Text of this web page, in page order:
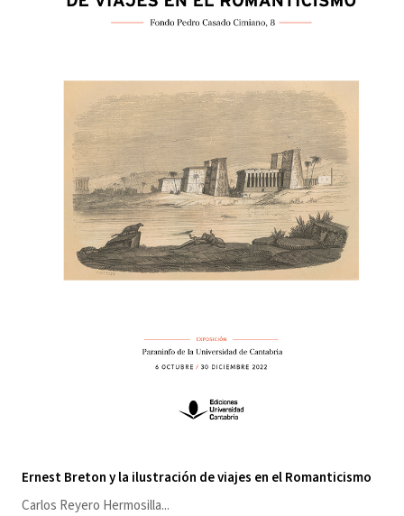
Ernest Breton y la ilustración de viajes en el Romanticismo
Carlos Reyero Hermosilla...